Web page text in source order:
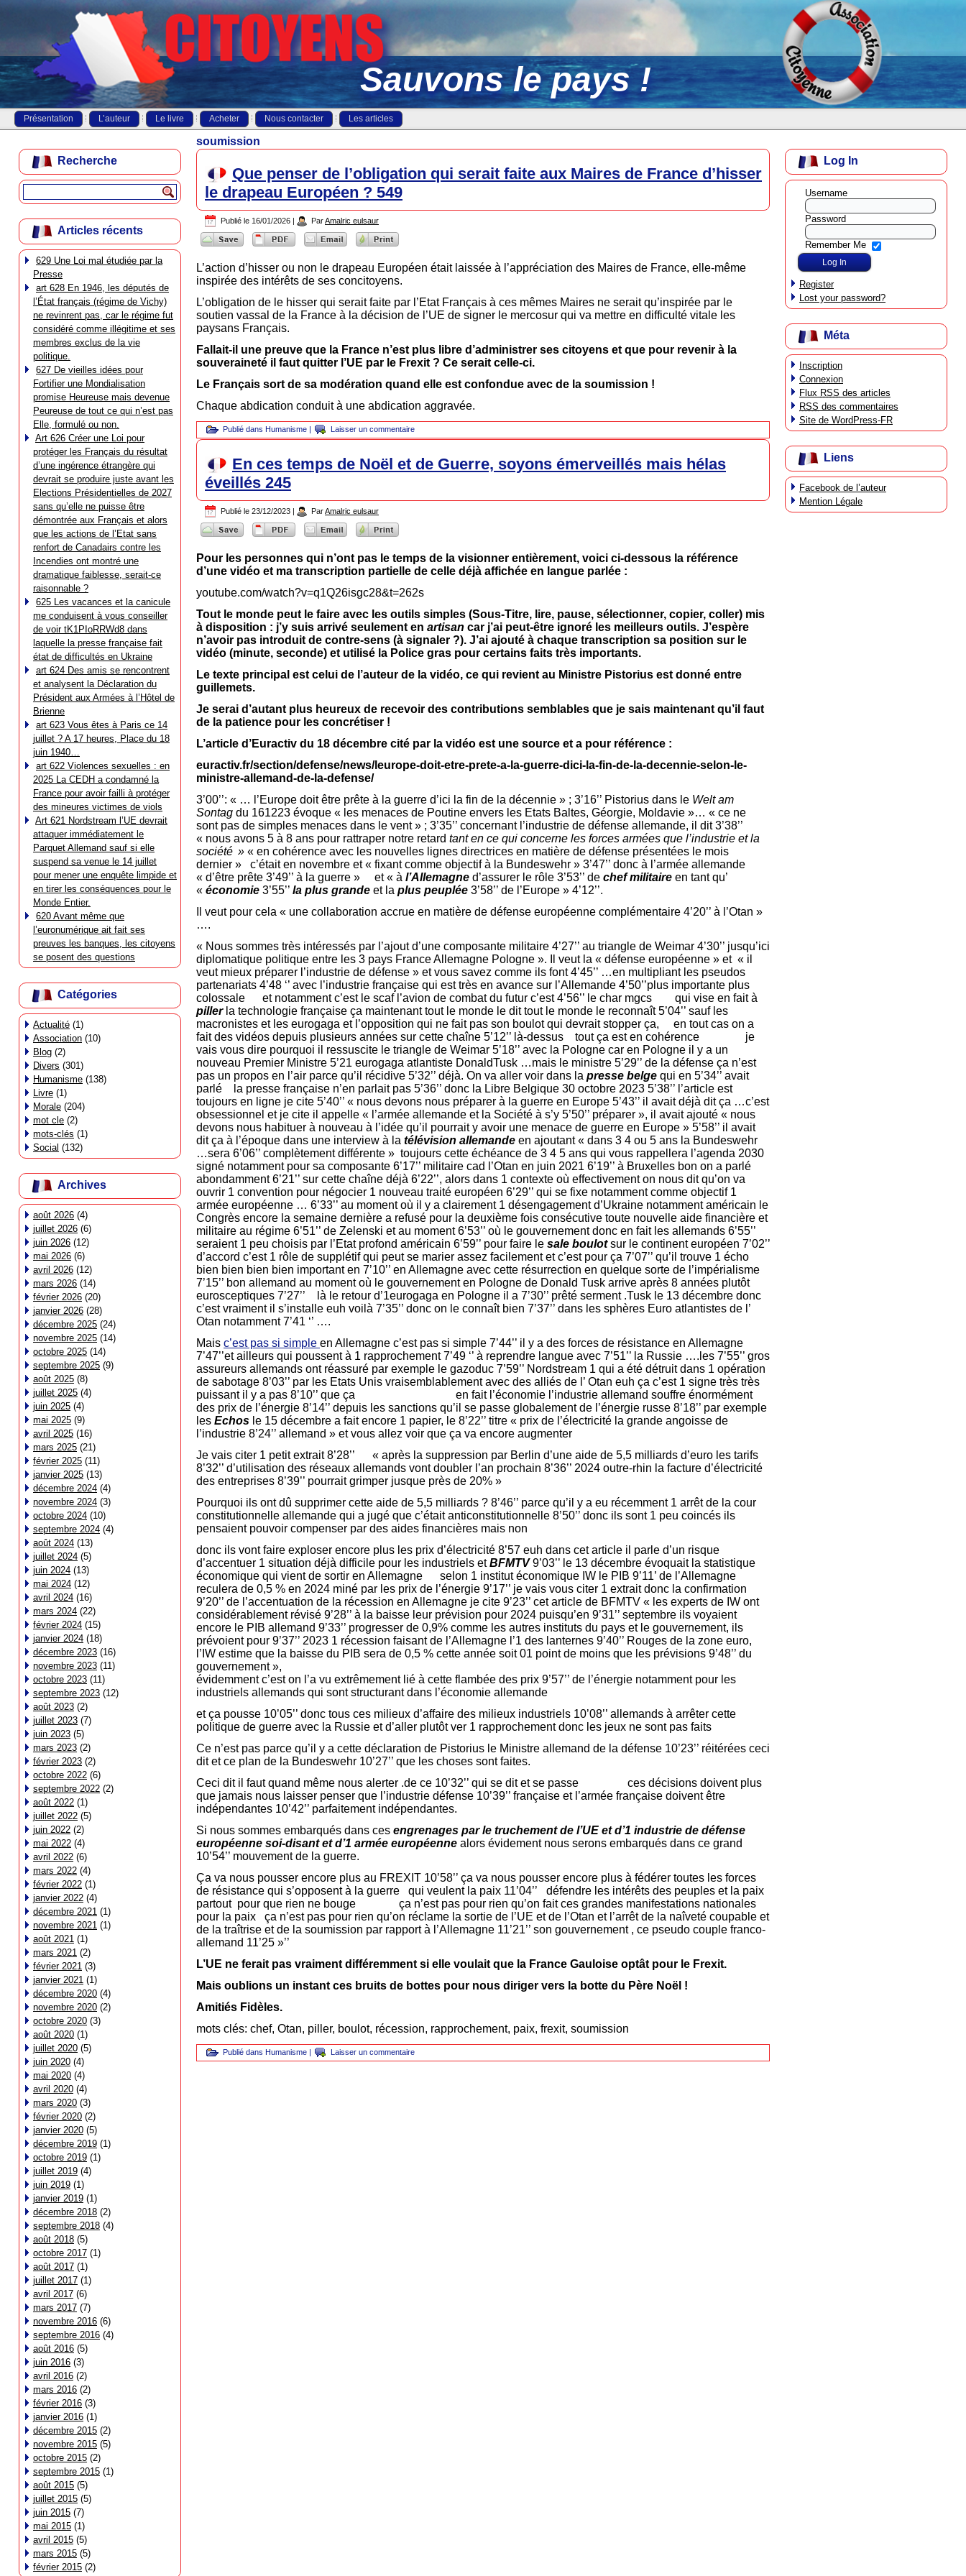
Sauvons le pays !
Présentation L’auteur Le livre Acheter Nous contacter Les articles
Recherche
Articles récents
629 Une Loi mal étudiée par la
Presse
art 628 En 1946, les députés de
l’État français (régime de Vichy)
ne revinrent pas, car le régime fut
considéré comme illégitime et ses
membres exclus de la vie
politique.
627 De vieilles idées pour
Fortifier une Mondialisation
promise Heureuse mais devenue
Peureuse de tout ce qui n’est pas
Elle, formulé ou non.
Art 626 Créer une Loi pour
protéger les Français du résultat
d’une ingérence étrangère qui
devrait se produire juste avant les
Elections Présidentielles de 2027
sans qu’elle ne puisse être
démontrée aux Français et alors
que les actions de l’Etat sans
renfort de Canadairs contre les
Incendies ont montré une
dramatique faiblesse, serait-ce
raisonnable ?
625 Les vacances et la canicule
me conduisent à vous conseiller
de voir tK1PIoRRWd8 dans
laquelle la presse française fait
état de difficultés en Ukraine
art 624 Des amis se rencontrent
et analysent la Déclaration du
Président aux Armées à l’Hôtel de
Brienne
art 623 Vous êtes à Paris ce 14
juillet ? A 17 heures, Place du 18
juin 1940…
art 622 Violences sexuelles : en
2025 La CEDH a condamné la
France pour avoir failli à protéger
des mineures victimes de viols
Art 621 Nordstream l’UE devrait
attaquer immédiatement le
Parquet Allemand sauf si elle
suspend sa venue le 14 juillet
pour mener une enquête limpide et
en tirer les conséquences pour le
Monde Entier.
620 Avant même que
l’euronumérique ait fait ses
preuves les banques, les citoyens
se posent des questions
Catégories
Actualité (1)
Association (10)
Blog (2)
Divers (301)
Humanisme (138)
Livre (1)
Morale (204)
mot cle (2)
mots-clés (1)
Social (132)
Archives
août 2026 (4)
juillet 2026 (6)
juin 2026 (12)
mai 2026 (6)
avril 2026 (12)
mars 2026 (14)
février 2026 (20)
janvier 2026 (28)
décembre 2025 (24)
novembre 2025 (14)
octobre 2025 (14)
septembre 2025 (9)
août 2025 (8)
juillet 2025 (4)
juin 2025 (4)
mai 2025 (9)
avril 2025 (16)
mars 2025 (21)
février 2025 (11)
janvier 2025 (13)
décembre 2024 (4)
novembre 2024 (3)
octobre 2024 (10)
septembre 2024 (4)
août 2024 (13)
juillet 2024 (5)
juin 2024 (13)
mai 2024 (12)
avril 2024 (16)
mars 2024 (22)
février 2024 (15)
janvier 2024 (18)
décembre 2023 (16)
novembre 2023 (11)
octobre 2023 (11)
septembre 2023 (12)
août 2023 (2)
juillet 2023 (7)
juin 2023 (5)
mars 2023 (2)
février 2023 (2)
octobre 2022 (6)
septembre 2022 (2)
août 2022 (1)
juillet 2022 (5)
juin 2022 (2)
mai 2022 (4)
avril 2022 (6)
mars 2022 (4)
février 2022 (1)
janvier 2022 (4)
décembre 2021 (1)
novembre 2021 (1)
août 2021 (1)
mars 2021 (2)
février 2021 (3)
janvier 2021 (1)
décembre 2020 (4)
novembre 2020 (2)
octobre 2020 (3)
août 2020 (1)
juillet 2020 (5)
juin 2020 (4)
mai 2020 (4)
avril 2020 (4)
mars 2020 (3)
février 2020 (2)
janvier 2020 (5)
décembre 2019 (1)
octobre 2019 (1)
juillet 2019 (4)
juin 2019 (1)
janvier 2019 (1)
décembre 2018 (2)
septembre 2018 (4)
août 2018 (5)
octobre 2017 (1)
août 2017 (1)
juillet 2017 (1)
avril 2017 (6)
mars 2017 (7)
novembre 2016 (6)
septembre 2016 (4)
août 2016 (5)
juin 2016 (3)
avril 2016 (2)
mars 2016 (2)
février 2016 (3)
janvier 2016 (1)
décembre 2015 (2)
novembre 2015 (5)
octobre 2015 (2)
septembre 2015 (1)
août 2015 (5)
juillet 2015 (5)
juin 2015 (7)
mai 2015 (1)
avril 2015 (5)
mars 2015 (5)
février 2015 (2)
soumission
Que penser de l’obligation qui serait faite aux Maires de France d’hisser
le drapeau Européen ? 549
Publié le 16/01/2026 | ParAmalric eulsaur
L’action d’hisser ou non le drapeau Européen était laissée à l’appréciation des Maires de France, elle-même
inspirée des intérêts de ses concitoyens.
L’obligation de le hisser qui serait faite par l’Etat Français à ces mêmes Maires ne serait qu’inspirée par le
soutien vassal de la France à la décision de l’UE de signer le mercosur qui va mettre en difficulté vitale les
paysans Français.
Fallait-il une preuve que la France n’est plus libre d’administrer ses citoyens et que pour revenir à la
souveraineté il faut quitter l’UE par le Frexit ? Ce serait celle-ci.
Le Français sort de sa modération quand elle est confondue avec de la soumission !
Chaque abdication conduit à une abdication aggravée.
Publié dans Humanisme | Laisser un commentaire
En ces temps de Noël et de Guerre, soyons émerveillés mais hélas
éveillés 245
Publié le 23/12/2023 ParAmalric eulsaur
Pour les personnes qui n’ont pas le temps de la visionner entièrement, voici ci-dessous la référence
d’une vidéo et ma transcription partielle de celle déjà affichée en langue parlée :
youtube.com/watch?v=q1Q26isgc28&t=262s
Tout le monde peut le faire avec les outils simples (Sous-Titre, lire, pause, sélectionner, copier, coller) mis
à disposition : j’y suis arrivé seulement en artisan car j’ai peut-être ignoré les meilleurs outils. J’espère
n’avoir pas introduit de contre-sens (à signaler ?). J’ai ajouté à chaque transcription sa position sur le
vidéo (minute, seconde) et utilisé la Police gras pour certains faits très importants.
Le texte principal est celui de l’auteur de la vidéo, ce qui revient au Ministre Pistorius est donné entre
guillemets.
Je serai d’autant plus heureux de recevoir des contributions semblables que je sais maintenant qu’il faut
de la patience pour les concrétiser !
L’article d’Euractiv du 18 décembre cité par la vidéo est une source et a pour référence :
euractiv.fr/section/defense/news/leurope-doit-etre-prete-a-la-guerre-dici-la-fin-de-la-decennie-selon-le-
ministre-allemand-de-la-defense/
3’00’’: « … l’Europe doit être prête à la guerre d’ici la fin de la décennie » ; 3’16’’ Pistorius dans le Welt am
Sontag du 161223 évoque « les menaces de Poutine envers les Etats Baltes, Géorgie, Moldavie »… « ce ne
sont pas de simples menaces dans le vent » ; 3’35’’ concernant l’industrie de défense allemande, il dit 3’38’’
« nous avons 5 à 8 ans pour rattraper notre retard tant en ce qui concerne les forces armées que l’industrie et la
société » « en cohérence avec les nouvelles lignes directrices en matière de défense présentées le mois
dernier » c’était en novembre et « fixant comme objectif à la Bundeswehr » 3’47’’ donc à l’armée allemande
« d’être prête 3’49’’ à la guerre » et « à l’Allemagne d’assurer le rôle 3’53’’ de chef militaire en tant qu’
« économie 3’55’’ la plus grande et la plus peuplée 3’58’’ de l’Europe » 4’12’’.
Il veut pour cela « une collaboration accrue en matière de défense européenne complémentaire 4’20’’ à l’Otan »
….
« Nous sommes très intéressés par l’ajout d’une composante militaire 4’27’’ au triangle de Weimar 4’30’’ jusqu’ici
diplomatique politique entre les 3 pays France Allemagne Pologne ». Il veut la « défense européenne » et « il
veut mieux préparer l’industrie de défense » et vous savez comme ils font 4’45’’ …en multipliant les pseudos
partenariats 4’48 ‘’ avec l’industrie française qui est très en avance sur l’Allemande 4’50’’plus importante plus
colossale et notamment c’est le scaf l’avion de combat du futur c’est 4’56’’ le char mgcs qui vise en fait à
pillerla technologie française ça maintenant tout le monde le dit tout le monde le reconnaît 5’04’’ sauf les
macronistes et les eurogaga et l’opposition qui ne fait pas son boulot qui devrait stopper ça, en tout cas on a
fait des vidéos depuis plusieurs années sur cette chaîne 5’12’’ là-dessus tout ça est en cohérence je
vais vous dire pourquoi il ressuscite le triangle de Weimar 5’18’’ avec la Pologne car en Pologne il y a un
nouveau Premier Ministre 5’21 eurogaga atlantiste DonaldTusk …mais le ministre 5’29’’ de la défense ça n’est
pas un propos en l’air parce qu’il récidive 5’32’’ déjà. On va aller voir dans la presse belge qui en 5’34’’ avait
parlé la presse française n’en parlait pas 5’36’’ donc la Libre Belgique 30 octobre 2023 5’38’’ l’article est
toujours en ligne je cite 5’40’’ « nous devons nous préparer à la guerre en Europe 5’43’’ il avait déjà dit ça …c’est
obsessionnel et je cite il appelle « l’armée allemande et la Société à s’y 5’50’’ préparer », il avait ajouté « nous
devons nous habituer à nouveau à l’idée qu’il pourrait y avoir une menace de guerre en Europe » 5’58’’ il avait
dit ça à l’époque dans une interview à la télévision allemande en ajoutant « dans 3 4 ou 5 ans la Bundeswehr
…sera 6’06’’ complètement différente » toujours cette échéance de 3 4 5 ans qui vous rappellera l’agenda 2030
signé notamment pour sa composante 6’17’’ militaire cad l’Otan en juin 2021 6’19’’ à Bruxelles bon on a parlé
abondamment 6’21’’ sur cette chaîne déjà 6’22’’, alors dans 1 contexte où effectivement on nous dit qu’on va
ouvrir 1 convention pour négocier 1 nouveau traité européen 6’29’’ qui se fixe notamment comme objectif 1
armée européenne … 6’33’’ au moment où il y a clairement 1 désengagement d’Ukraine notamment américain le
Congrès encore la semaine dernière a refusé pour la deuxième fois consécutive toute nouvelle aide financière et
militaire au régime 6’51’’ de Zelenski et au moment 6’53’’ où le gouvernement donc en fait les allemands 6’55’’
seraient 1 peu choisis par l’Etat profond américain 6’59’’ pour faire le sale boulotsur le continent européen 7’02’’
d’accord c’est 1 rôle de supplétif qui peut se marier assez facilement et c’est pour ça 7’07’’ qu’il trouve 1 écho
bien bien bien bien important en 7’10’’ en Allemagne avec cette résurrection en quelque sorte de l’impérialisme
7’15’’ bon allemand au moment où le gouvernement en Pologne de Donald Tusk arrive après 8 années plutôt
eurosceptiques 7’27’’ là le retour d’1eurogaga en Pologne il a 7’30’’ prêté serment .Tusk le 13 décembre donc
c’est vraiment il s’installe euh voilà 7’35’’ donc on le connaît bien 7’37’’ dans les sphères Euro atlantistes de l’
Otan notamment 7’41 ‘’ ….
Mais c’est pas si simple en Allemagne c’est pas si simple 7’44’’ il y a des forces de résistance en Allemagne
7’47’’et ailleurs qui poussent à 1 rapprochement 7’49 ‘’ à reprendre langue avec 7’51’’ la Russie ….les 7’55’’ gros
assureurs allemands ont réassuré par exemple le gazoduc 7’59’’ Nordstream 1 qui a été détruit dans 1 opération
de sabotage 8’03’’ par les Etats Unis vraisemblablement avec des alliés de l’ Otan euh ça c’est 1 signe très très
puissant il y a pas 8’10’’ que ça en fait l’économie l’industrie allemand souffre énormément
des prix de l’énergie 8’14’’ depuis les sanctions qu’il se passe globalement de l’énergie russe 8’18’’ par exemple
les Echos le 15 décembre a fait encore 1 papier, le 8’22’’ titre « prix de l’électricité la grande angoisse de
l’industrie 8’24’’ allemand » et vous allez voir que ça va encore augmenter
Je vais citer 1 petit extrait 8’28’’ « après la suppression par Berlin d’une aide de 5,5 milliards d’euro les tarifs
8’32’’ d’utilisation des réseaux allemands vont doubler l’an prochain 8’36’’ 2024 outre-rhin la facture d’électricité
des entreprises 8’39’’ pourrait grimper jusque près de 20% »
Pourquoi ils ont dû supprimer cette aide de 5,5 milliards ? 8’46’’ parce qu’il y a eu récemment 1 arrêt de la cour
constitutionnelle allemande qui a jugé que c’était anticonstitutionnelle 8’50’’ donc ils sont 1 peu coincés ils
pensaient pouvoir compenser par des aides financières mais non
donc ils vont faire exploser encore plus les prix d’électricité 8’57 euh dans cet article il parle d’un risque
d’accentuer 1 situation déjà difficile pour les industriels etBFMTV9’03’’ le 13 décembre évoquait la statistique
économique qui vient de sortir en Allemagne selon 1 institut économique IW le PIB 9’11’ de l’Allemagne
reculera de 0,5 % en 2024 miné par les prix de l’énergie 9’17’’ je vais vous citer 1 extrait donc la confirmation
9’20’’ de l’accentuation de la récession en Allemagne je cite 9’23’’ cet article de BFMTV « les experts de IW ont
considérablement révisé 9’28’’ à la baisse leur prévision pour 2024 puisqu’en 9’31’’ septembre ils voyaient
encore le PIB allemand 9’33’’ progresser de 0,9% comme les autres instituts du pays et le gouvernement, ils
prévoient pour 9’37’’ 2023 1 récession faisant de l’Allemagne l’1 des lanternes 9’40’’ Rouges de la zone euro,
l’IW estime que la baisse du PIB sera de 0,5 % cette année soit 01 point de moins que les prévisions 9’48’’ du
gouvernement »,
évidemment c’est on l’a vu extrêmement lié à cette flambée des prix 9’57’’ de l’énergie notamment pour les
industriels allemands qui sont structurant dans l’économie allemande
et ça pousse 10’05’’ donc tous ces milieux d’affaire des milieux industriels 10’08’’ allemands à arrêter cette
politique de guerre avec la Russie et d’aller plutôt ver 1 rapprochement donc les jeux ne sont pas faits
Ce n’est pas parce qu’il y a cette déclaration de Pistorius le Ministre allemand de la défense 10’23’’ réitérées ceci
dit et ce plan de la Bundeswehr 10’27’’ que les choses sont faites.
Ceci dit il faut quand même nous alerter .de ce 10’32’’ qui se dit et se passe ces décisions doivent plus
que jamais nous laisser penser que l’industrie défense 10’39’’ française et l’armée française doivent être
indépendantes 10’42’’ parfaitement indépendantes.
Si nous sommes embarqués dans ces engrenages par le truchement de l’UE et d’1 industrie de défense
européenne soi-disant et d’1 armée européenne alors évidement nous serons embarqués dans ce grand
10’54’’ mouvement de la guerre.
Ça va nous pousser encore plus au FREXIT 10’58’’ ça va nous pousser encore plus à fédérer toutes les forces
de résistance qui s’opposent à la guerre qui veulent la paix 11’04’’ défendre les intérêts des peuples et la paix
partout pour que rien ne bouge ça n’est pas pour rien qu’on fait ces grandes manifestations nationales
pour la paix ça n’est pas pour rien qu’on réclame la sortie de l’UE et de l’Otan et l’arrêt de la naîveté coupable et
de la traîtrise et de la soumission par rapport à l’Allemagne 11’21’’ son gouvernement , ce pseudo couple franco-
allemand 11’25 »’’
L’UE ne ferait pas vraiment différemment si elle voulait que la France Gauloise optât pour le Frexit.
Mais oublions un instant ces bruits de bottes pour nous diriger vers la botte du Père Noël !
Amitiés Fidèles.
mots clés: chef, Otan, piller, boulot, récession, rapprochement, paix, frexit, soumission
Publié dans Humanisme Laisser un commentaire
Log In
Username
Password
Remember Me
Register
Lost your password?
Méta
Inscription
Connexion
Flux RSS des articles
RSS des commentaires
Site de WordPress-FR
Liens
Facebook de l’auteur
Mention Légale